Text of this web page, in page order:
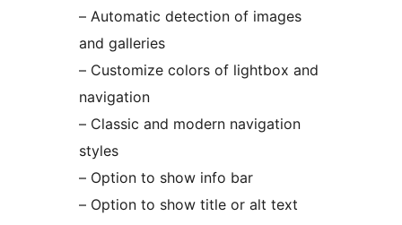
– Automatic detection of images
and galleries
– Customize colors of lightbox and
navigation
– Classic and modern navigation
styles
– Option to show info bar
– Option to show title or alt text